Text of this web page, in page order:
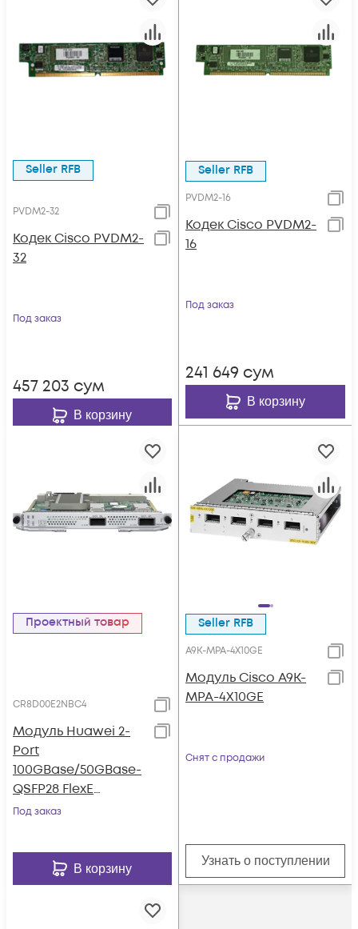
Seller RFB
PVDM2-32
Кодек Cisco PVDM2-
32
Под заказ
457 203 сум
В корзину
Seller RFB
PVDM2-16
Кодек Cisco PVDM2-
16
Под заказ
241 649 сум
В корзину
Проектный товар
CR8D00E2NBC4
Модуль Huawei 2-
Port
100GBase/50GBase-
QSFP28 FlexE
MACsec
Под заказ
В корзину
Seller RFB
A9K-MPA-4X10GE
Модуль Cisco A9K-
MPA-4X10GE
Снят с продажи
Узнать о поступлении